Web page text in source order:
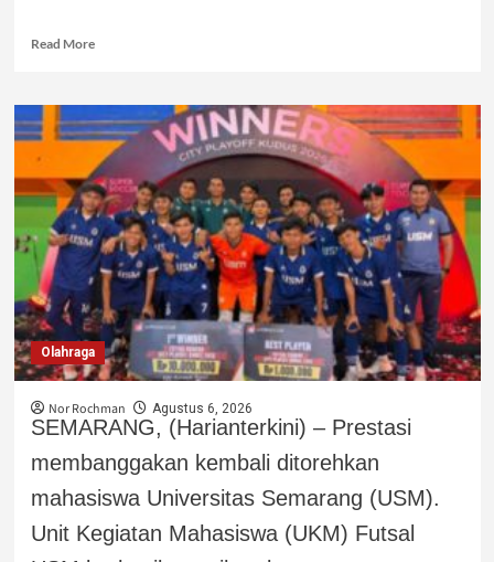
Read More
Olahraga
Nor Rochman Agustus 6, 2026
SEMARANG, (Harianterkini) – Prestasi
membanggakan kembali ditorehkan
mahasiswa Universitas Semarang (USM).
Unit Kegiatan Mahasiswa (UKM) Futsal